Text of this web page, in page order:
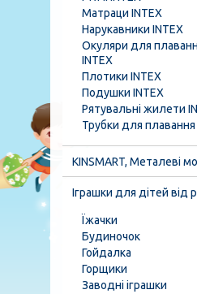
Матраци INTEX
Нарукавники INTEX
Окуляри для
INTEX
Плотики INTEX
Подушки INTEX
Рятувальні жилети
Трубки для плавання
KINSMART, Металеві
Іграшки для дітей від
Їжачки
Будиночок
Гойдалка
Горщики
Заводні іграшки